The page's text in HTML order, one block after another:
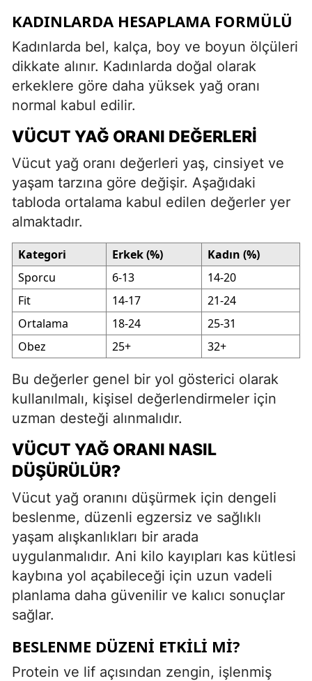
KADINLARDA HESAPLAMA FORMÜLÜ
Kadınlarda bel, kalça, boy ve boyun ölçüleri
dikkate alınır. Kadınlarda doğal olarak
erkeklere göre daha yüksek yağ oranı
normal kabul edilir.
VÜCUT YAĞ ORANI DEĞERLERI
Vücut yağ oranı değerleri yaş, cinsiyet ve
yaşam tarzına göre değişir. Aşağıdaki
tabloda ortalama kabul edilen değerler yer
almaktadır.
Kategori Erkek (%)
Kadın (%)
Sporcu
6-13
14-20
Fit
14-17
21-24
Ortalama
18-24
25-31
Obez
25+ 32+
Bu değerler genel bir yol gösterici olarak
kullanılmalı, kişisel değerlendirmeler için
uzman desteği alınmalıdır.
VÜCUT YAĞ ORANI NASIL
DÜŞÜRÜLÜR?
Vücut yağ oranını düşürmek için dengeli
beslenme, düzenli egzersiz ve sağlıklı
yaşam alışkanlıkları bir arada
uygulanmalıdır. Ani kilo kayıpları kas kütlesi
kaybına yol açabileceği için uzun vadeli
planlama daha güvenilir ve kalıcı sonuçlar
sağlar.
BESLENME DÜZENI ETKILI MI?
Protein ve lif açısından zengin, işlenmiş